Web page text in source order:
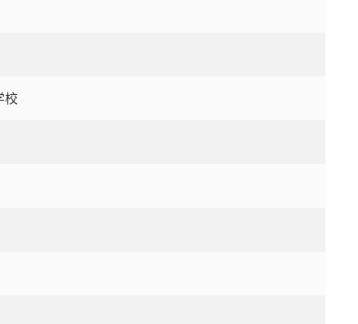
校